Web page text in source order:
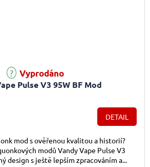
Pulse V3 95W BF Mod
Vyprodáno
DETAIL
mod s ověřenou kvalitou a historií?
modů Vandy Vape Pulse V3
design s ještě lepším zpracováním a...